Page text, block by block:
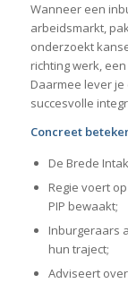
Wanneer een
arbeidsmarkt,
onderzoekt
richting werk,
Daarmee lever
succesvolle
Concreet
De Brede
Regie voert
PIP bewaakt;
Inburgeraars
hun traject;
Adviseert